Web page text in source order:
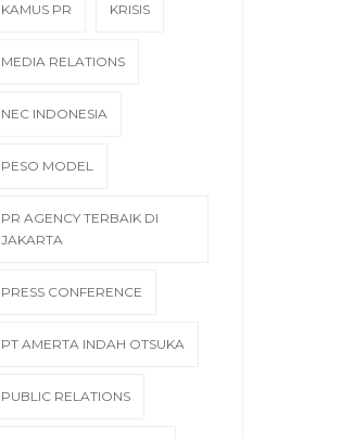
KAMUS PR KRISIS
MEDIA RELATIONS
NEC INDONESIA
PESO MODEL
PR AGENCY TERBAIK DI
JAKARTA
PRESS CONFERENCE
PT AMERTA INDAH OTSUKA
PUBLIC RELATIONS